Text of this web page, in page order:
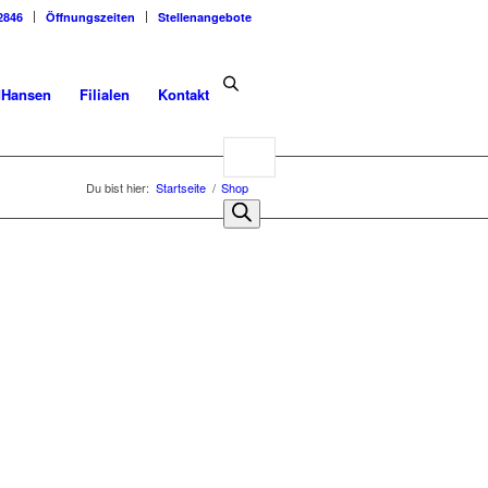
Öffnungszeiten Stellenangebote
Filialen Kontakt
Products
search
Du bist hier: Startseite / Shop